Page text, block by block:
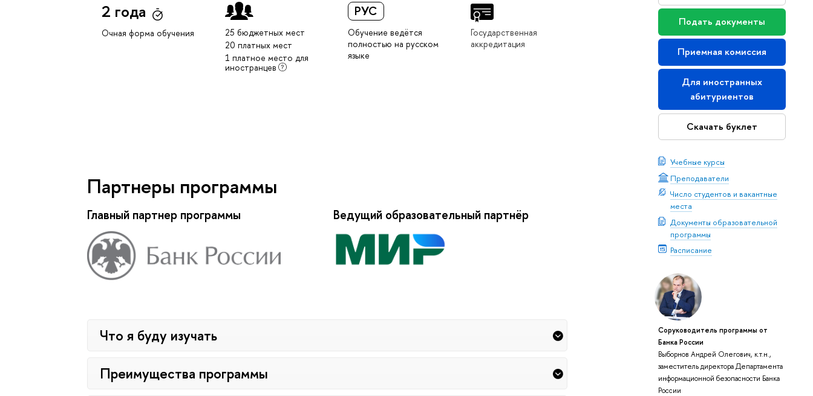
Подать документы
Приемная комиссия
Для иностранных
абитуриентов
Скачать буклет
Учебные курсы
Преподаватели
Число студентов и вакантные
места
Документы образовательной
программы
Расписание
Соруководитель программы от
Банка России
Выборнов Андрей Олегович, к.т.н.,
заместитель директора Департамента
информационной безопасности Банка
России
2 года
Очная форма обучения
25 бюджетных мест
20 платных мест
1 платное место для
иностранцев
РУС
Обучение ведётся
полностью на русском
языке
Государственная
аккредитация
Партнеры программы
Главный партнер программы Ведущий образовательный партнёр
Что я буду изучать
Преимущества программы